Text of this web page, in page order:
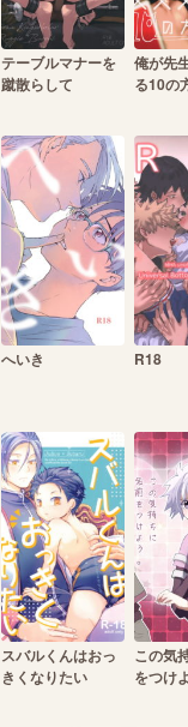
テーブルマナーを
蹴散らして
俺が先
る10の
へいき R18
スバルくんはおっ
きくなりたい
この気
をつけ